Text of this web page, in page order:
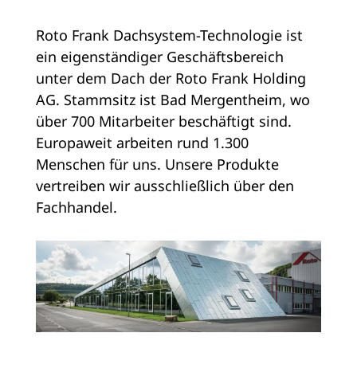
Roto Frank Dachsystem-Technologie ist
ein eigenständiger Geschäftsbereich
unter dem Dach der Roto Frank Holding
AG. Stammsitz ist Bad Mergentheim, wo
über 700 Mitarbeiter beschäftigt sind.
Europaweit arbeiten rund 1.300
Menschen für uns. Unsere Produkte
vertreiben wir ausschließlich über den
Fachhandel.